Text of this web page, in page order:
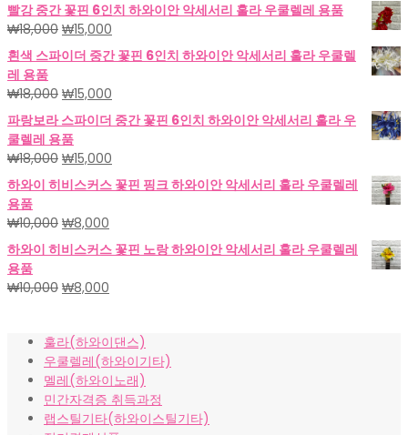
빨강 중간 꽃핀 6인치 하와이안 악세서리 훌라 우쿨렐레 용품
₩18,000 원
래
가
격:
₩18,000.
₩15,000
재
가
₩15,000.
흰색 스파이더 중간 꽃핀 6인치 하와이안 악세서리 훌라 우쿨렐
레 용품
₩18,000 원
래
가
격:
₩18,000.
₩15,000
재
가
₩15,000.
파랑보라 스파이더 중간 꽃핀 6인치 하와이안 악세서리 훌라 우
쿨렐레 용품
₩18,000 원
래
가
격:
₩18,000.
₩15,000
재
가
하와이 히비스커스 꽃핀 핑크 하와이안 악세서리 훌라 우쿨렐레
용품
₩10,000 원
래
가
격:
₩10,000.
₩8,000
재
가
₩8,000.
하와이 히비스커스 꽃핀 노랑 하와이안 악세서리 훌라 우쿨렐레
용품
₩10,000 원
격:
₩10,000.
₩8,000
격:
₩8,000.
훌라(하와이댄스)
우쿨렐레(하와이기타)
멜레(하와이노래)
민간자격증 취득과정
랩스틸기타(하와이스틸기타)